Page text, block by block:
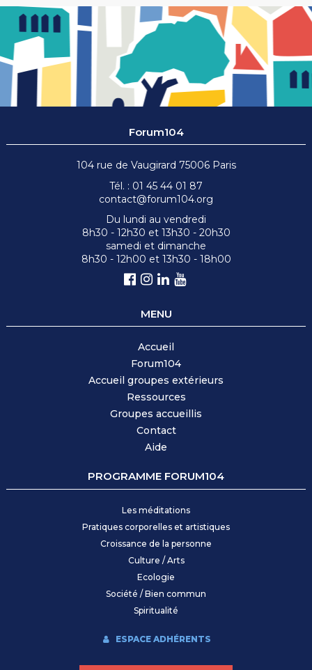
Forum104
104 rue de Vaugirard 75006 Paris
Tél. : 01 45 44 01 87
contact@forum104.org
Du lundi au vendredi
8h30 - 12h30 et 13h30 - 20h30
samedi et dimanche
8h30 - 12h00 et 13h30 - 18h00
MENU
Accueil
Forum104
Accueil groupes extérieurs
Ressources
Groupes accueillis
Contact
Aide
PROGRAMME FORUM104
Les méditations
Pratiques corporelles et artistiques
Croissance de la personne
Culture / Arts
Ecologie
Société / Bien commun
Spiritualité
ESPACE ADHÉRENTS